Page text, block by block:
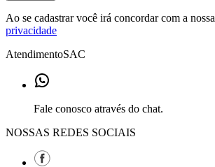
Ao se cadastrar você irá concordar com a nossa
privacidade
AtendimentoSAC
Fale conosco através do chat.
NOSSAS REDES SOCIAIS